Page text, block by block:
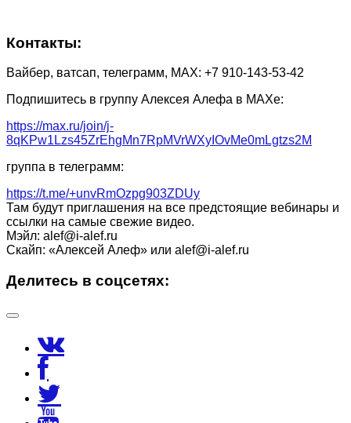
Контакты:
Вайбер, ватсап, телеграмм, МАХ: +7 910-143-53-42
Подпишитесь в группу Алексея Алефа в МАХе:
https://max.ru/join/j-
8qKPw1Lzs45ZrEhgMn7RpMVrWXyIOvMe0mLgtzs2M
группа в телеграмм:
https://t.me/+unvRmOzpg903ZDUy
Там будут приглашения на все предстоящие вебинары и
ссылки на самые свежие видео.
Мэйл: alef@i-alef.ru
Скайп: «Алексей Алеф» или alef@i-alef.ru
Делитесь в соцсетях: